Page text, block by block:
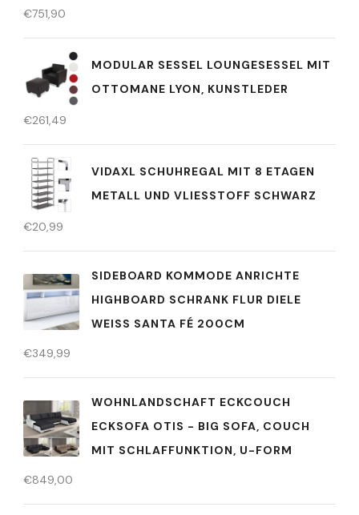
€751,90
MODULAR SESSEL LOUNGESESSEL MIT
OTTOMANE LYON, KUNSTLEDER
€261,49
VIDAXL SCHUHREGAL MIT 8 ETAGEN
METALL UND VLIESSTOFF SCHWARZ
€20,99
SIDEBOARD KOMMODE ANRICHTE
HIGHBOARD SCHRANK FLUR DIELE
WEISS SANTA FÉ 200CM
€349,99
WOHNLANDSCHAFT ECKCOUCH
ECKSOFA OTIS - BIG SOFA, COUCH
MIT SCHLAFFUNKTION, U-FORM
€849,00